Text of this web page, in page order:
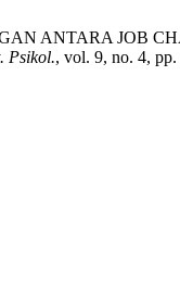
ANTARA JOB
Psikol., vol. 9, no. 4,